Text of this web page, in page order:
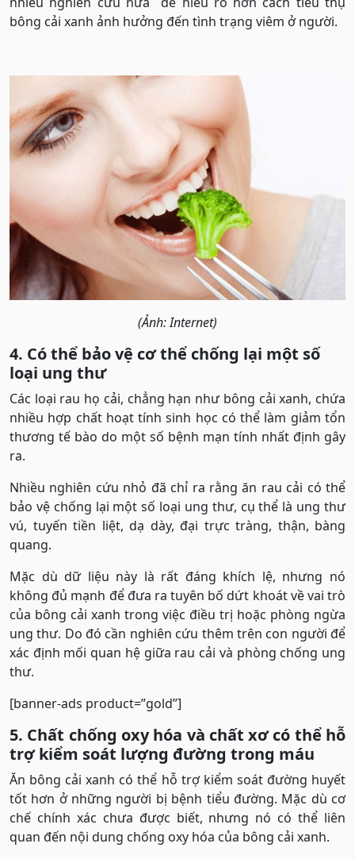
bông cải xanh ảnh hưởng đến tình trạng viêm ở người.
(Ảnh: Internet)
4. Có thể bảo vệ cơ thể chống lại một số
loại ung thư
Các loại rau họ cải, chẳng hạn như bông cải xanh, chứa
nhiều hợp chất hoạt tính sinh học có thể làm giảm tổn
thương tế bào do một số bệnh mạn tính nhất định gây
ra.
Nhiều nghiên cứu nhỏ đã chỉ ra rằng ăn rau cải có thể
bảo vệ chống lại một số loại ung thư, cụ thể là ung thư
vú, tuyến tiền liệt, dạ dày, đại trực tràng, thận, bàng
quang.
Mặc dù dữ liệu này là rất đáng khích lệ, nhưng nó
không đủ mạnh để đưa ra tuyên bố dứt khoát về vai trò
của bông cải xanh trong việc điều trị hoặc phòng ngừa
ung thư. Do đó cần nghiên cứu thêm trên con người để
xác định mối quan hệ giữa rau cải và phòng chống ung
thư.
[banner-ads product=”gold”]
5. Chất chống oxy hóa và chất xơ có thể hỗ
trợ kiểm soát lượng đường trong máu
Ăn bông cải xanh có thể hỗ trợ kiểm soát đường huyết
tốt hơn ở những người bị bệnh tiểu đường. Mặc dù cơ
chế chính xác chưa được biết, nhưng nó có thể liên
quan đến nội dung chống oxy hóa của bông cải xanh.